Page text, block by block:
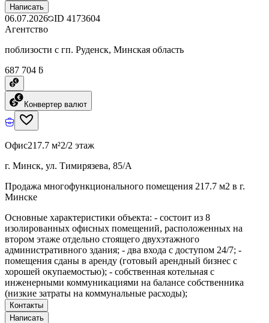
Написать
06.07.2026 ID 4173604
Агентство
поблизости с гп. Руденск, Минская область
687 704 ƃ
Конвертер валют
Офис217.7 м²2/2 этаж
г. Минск, ул. Тимирязева, 85/А
Продажа многофункционального помещения 217.7 м2 в г.
Минске
Основные характеристики объекта: - состоит из 8
изолированных офисных помещений, расположенных на
втором этаже отдельно стоящего двухэтажного
административного здания; - два входа с доступом 24/7; -
помещения сданы в аренду (готовый арендный бизнес с
хорошей окупаемостью); - собственная котельная с
инженерными коммуникациями на балансе собственника
(низкие затраты на коммунальные расходы);
Контакты
Написать